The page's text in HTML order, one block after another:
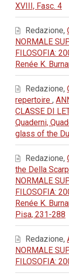
XVIII, Fasc. 4
Redazione,
NORMALE
FILOSOFIA:
Renée K.
Redazione,
repertoire ,
CLASSE DI
Quaderni,
glass of the
Redazione,
the Della
NORMALE
FILOSOFIA:
Renée K.
Pisa, 231-288
Redazione,
NORMALE
FILOSOFIA: